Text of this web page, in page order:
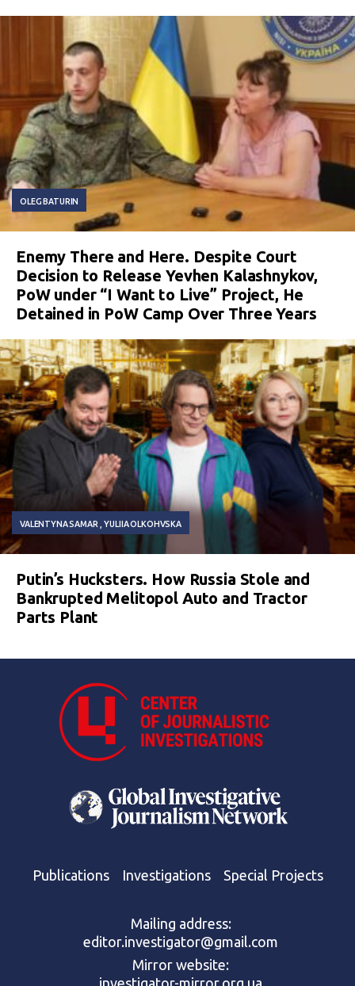
OLEG BATURIN
Enemy There and Here. Despite Court
Decision to Release Yevhen Kalashnykov,
PoW under “I Want to Live” Project, He
Detained in PoW Camp Over Three Years
VALENTYNA SAMAR YULIIA OLKOHVSKA
Putin’s Hucksters. How Russia Stole and
Bankrupted Melitopol Auto and Tractor
Parts Plant
Publications Investigations Special Projects
Mailing address:
editor.investigator@gmail.com
Mirror website:
investigator-mirror.org.ua